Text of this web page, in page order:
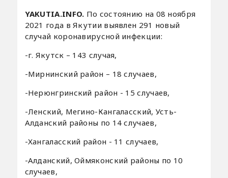
YAKUTIA.INFO. По состоянию на 08 ноября
2021 года в Якутии выявлен 291 новый
случай коронавирусной инфекции:
-г. Якутск – 143 случая,
-Мирнинский район – 18 случаев,
-Нерюнгринский район - 15 случаев,
-Ленский, Мегино-Кангаласский, Усть-
Алданский районы по 14 случаев,
-Хангаласский район - 11 случаев,
-Алданский, Оймяконский районы по 10
случаев,